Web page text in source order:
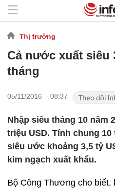
Thị trường
Cả nước xuất siêu
tháng
05/11/2016 - 08:37
Nhập siêu tháng 10 năm
triệu USD. Tính chung
siêu ước khoảng 3,5 tỷ
kim ngạch xuất khẩu.
Bộ Công Thương cho biết,